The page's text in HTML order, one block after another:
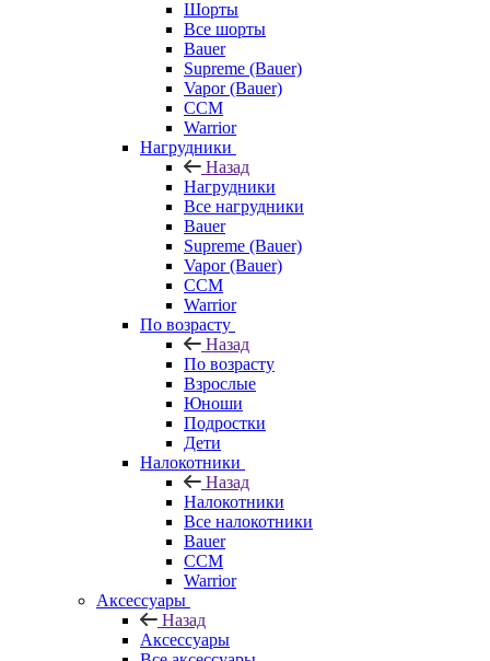
Шорты
Все шорты
Bauer
Supreme (Bauer)
Vapor (Bauer)
CCM
Warrior
Нагрудники
Назад
Нагрудники
Все нагрудники
Bauer
Supreme (Bauer)
Vapor (Bauer)
CCM
Warrior
По возрасту
Назад
По возрасту
Взрослые
Юноши
Подростки
Дети
Налокотники
Назад
Налокотники
Все налокотники
Bauer
CCM
Warrior
Аксессуары
Назад
Аксессуары